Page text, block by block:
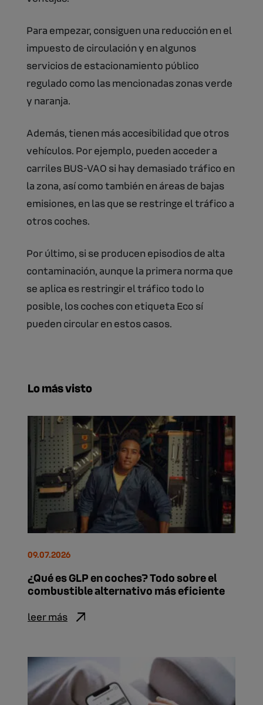
Para empezar, consiguen una reducción en el
impuesto de circulación y en algunos
servicios de estacionamiento público
regulado como las mencionadas zonas verde
y naranja.
Además, tienen más accesibilidad que otros
vehículos. Por ejemplo, pueden acceder a
carriles BUS-VAO si hay demasiado tráfico en
la zona, así como también en áreas de bajas
emisiones, en las que se restringe el tráfico a
otros coches.
Por último, si se producen episodios de alta
contaminación, aunque la primera norma que
se aplica es restringir el tráfico todo lo
posible, los coches con etiqueta Eco sí
pueden circular en estos casos.
Lo más visto
¿Qué es GLP en coches? Todo sobre el
combustible alternativo más eficiente
09.07.2026
leer más